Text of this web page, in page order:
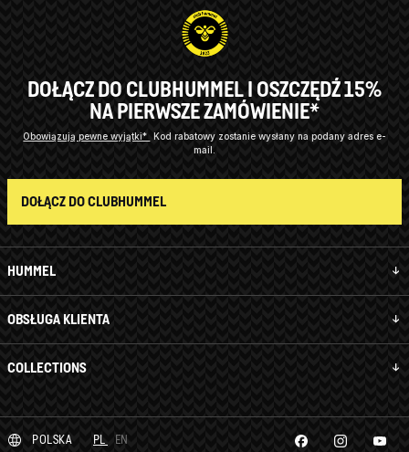
HUMMEL
OBSŁUGA KLIENTA
COLLECTIONS
DOŁĄCZ DO CLUBHUMMEL I OSZCZĘDŹ 15%
NA PIERWSZE ZAMÓWIENIE*
Obowiązują pewne wyjątki* Kod rabatowy zostanie wysłany na podany adres e-
mail.
DOŁĄCZ DO CLUBHUMMEL
POLSKA PL EN